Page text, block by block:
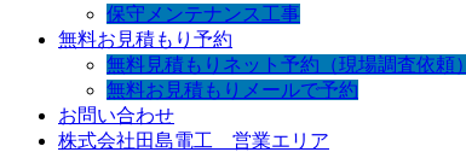
保守メンテナンス工事
無料お見積もり予約
無料見積もりネット予約（現場調査依頼）
無料お見積もりメールで予約
お問い合わせ
株式会社田島電工 営業エリア